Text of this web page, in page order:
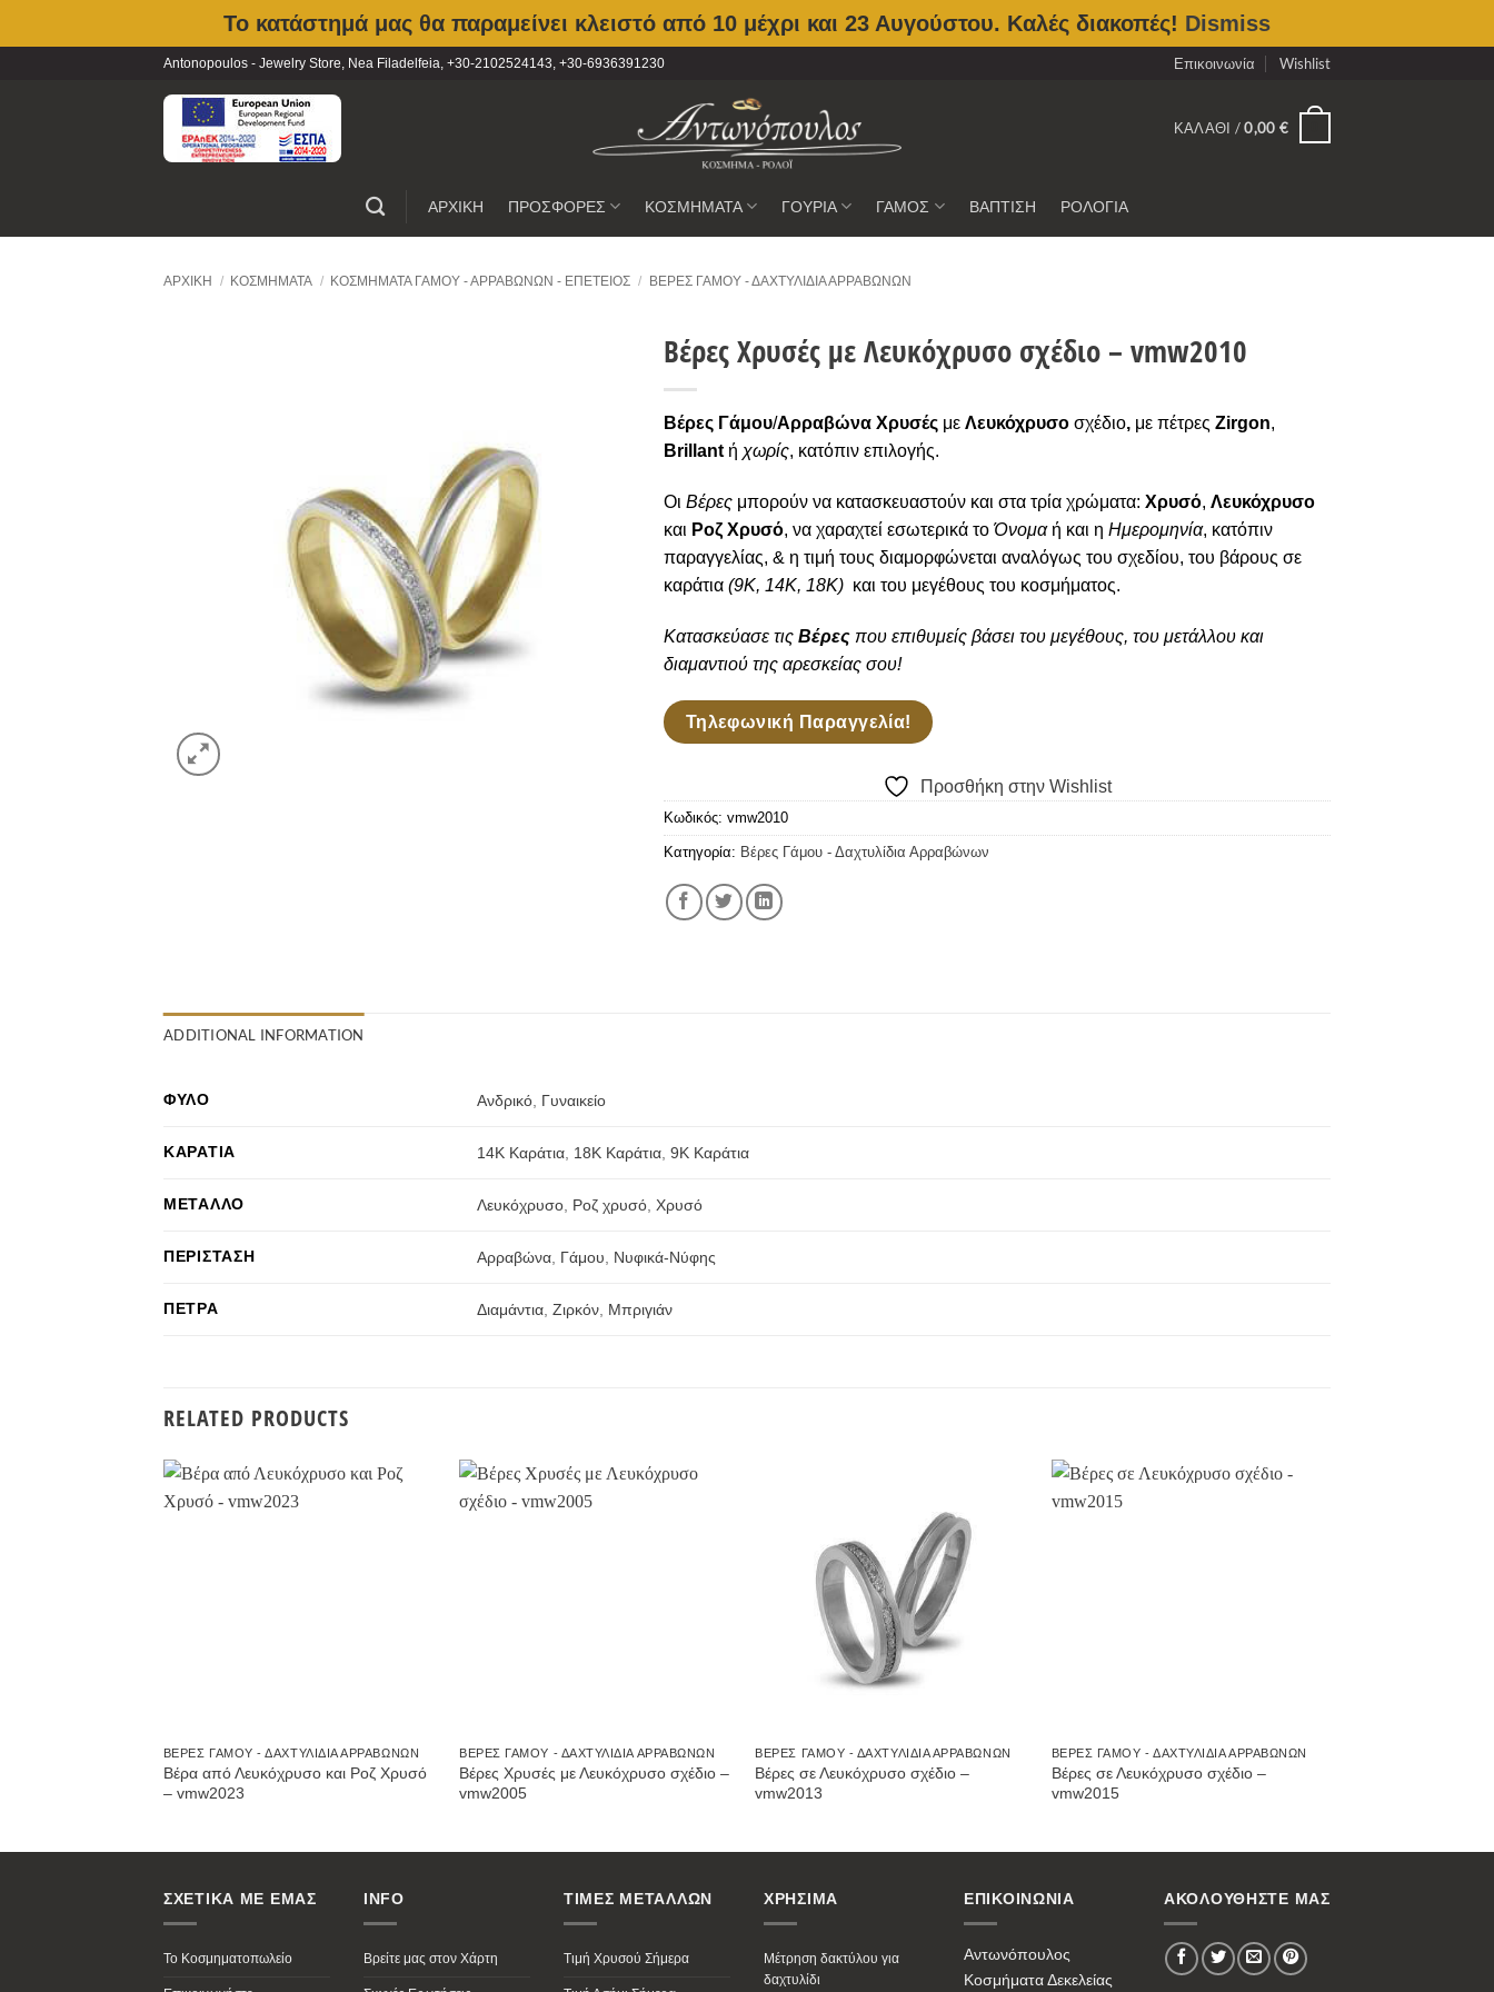
Το κατάστημά μας θα παραμείνει κλειστό από 10 μέχρι και 23 Αυγούστου. Καλές διακοπές! Dismiss
Antonopoulos - Jewelry Store, Nea Filadelfeia, +30-2102524143, +30-6936391230 Επικοινωνία Wishlist
ΚΑΛΆΘΙ /0,00 €
ΑΡΧΙΚΗ ΠΡΟΣΦΟΡΕΣ ΚΟΣΜΗΜΑΤΑ ΓΟΥΡΙΑ ΓΑΜΟΣ ΒΑΠΤΙΣΗ ΡΟΛΟΓΙΑ
ΑΡΧΙΚΉ / ΚΟΣΜΉΜΑΤΑ / ΚΟΣΜΉΜΑΤΑ ΓΆΜΟΥ - ΑΡΡΑΒΏΝΩΝ - ΕΠΈΤΕΙΟΣ / ΒΈΡΕΣ ΓΆΜΟΥ - ΔΑΧΤΥΛΊΔΙΑ ΑΡΡΑΒΏΝΩΝ
Βέρες Χρυσές με Λευκόχρυσο σχέδιο – vmw2010
Βέρες Γάμου/Αρραβώνα Χρυσές με Λευκόχρυσο σχέδιο, με πέτρες Zirgon,
Brillant ή χωρίς, κατόπιν επιλογής.
Οι Βέρες μπορούν να κατασκευαστούν και στα τρία χρώματα: Χρυσό, Λευκόχρυσο
και Ροζ Χρυσό, να χαραχτεί εσωτερικά το Όνομαή και η Ημερομηνία, κατόπιν
παραγγελίας, & η τιμή τους διαμορφώνεται αναλόγως του σχεδίου, του βάρους σε
καράτια (9Κ, 14Κ, 18Κ) και του μεγέθους του κοσμήματος.
Κατασκεύασε τις Βέρες που επιθυμείς βάσει του μεγέθους, του μετάλλου και
διαμαντιού της αρεσκείας σου!
Τηλεφωνική Παραγγελία!
Προσθήκη στην Wishlist
Κωδικός: vmw2010
Κατηγορία: Βέρες Γάμου - Δαχτυλίδια Αρραβώνων
ADDITIONAL INFORMATION
ΦΎΛΟ Ανδρικό Γυναικείο
ΚΑΡΆΤΙΑ 14Κ Καράτια 18Κ Καράτια ,9Κ Καράτια
ΜΈΤΑΛΛΟ Λευκόχρυσο Ροζ χρυσό Χρυσό
ΠΕΡΊΣΤΑΣΗ Αρραβώνα Γάμου Νυφικά-Νύφης
ΠΈΤΡΑ Διαμάντια ,Ζιρκόν Μπριγιάν
RELATED PRODUCTS
ΒΈΡΕΣ ΓΆΜΟΥ - ΔΑΧΤΥΛΊΔΙΑ ΑΡΡΑΒΏΝΩΝ
Βέρα από Λευκόχρυσο και Ροζ Χρυσό
– vmw2023
ΒΈΡΕΣ ΓΆΜΟΥ - ΔΑΧΤΥΛΊΔΙΑ ΑΡΡΑΒΏΝΩΝ
Βέρες Χρυσές με Λευκόχρυσο σχέδιο –
vmw2005
Προσθήκη
Wishlist
ΒΈΡΕΣ ΓΆΜΟΥ - ΔΑΧΤΥΛΊΔΙΑ ΑΡΡΑΒΏΝΩΝ
Βέρες σε Λευκόχρυσο σχέδιο –
vmw2013
ΒΈΡΕΣ ΓΆΜΟΥ - ΔΑΧΤΥΛΊΔΙΑ ΑΡΡΑΒΏΝΩΝ
Βέρες σε Λευκόχρυσο σχέδιο –
vmw2015
ΣΧΕΤΙΚΑ ΜΕ ΕΜΑΣ
Το Κοσμηματοπωλείο
INFO
Βρείτε μας στον Χάρτη
ΤΙΜΕΣ ΜΕΤΑΛΛΩΝ
Τιμή Χρυσού Σήμερα
ΧΡΗΣΙΜΑ
Μέτρηση δακτύλου για
δαχτυλίδι
ΕΠΙΚΟΙΝΩΝΙΑ
Αντωνόπουλος
Κοσμήματα Δεκελείας
ΑΚΟΛΟΥΘΗΣΤΕ ΜΑΣ